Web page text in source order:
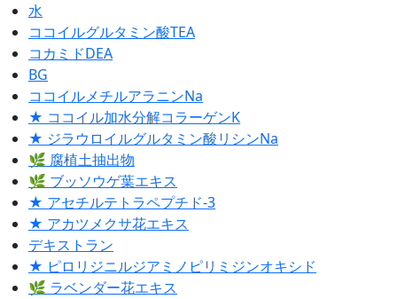
水
ココイルグルタミン酸TEA
コカミドDEA
BG
ココイルメチルアラニンNa
★ ココイル加水分解コラーゲンK
★ ジラウロイルグルタミン酸リシンNa
🌿 腐植土抽出物
🌿 ブッソウゲ葉エキス
★ アセチルテトラペプチド-3
★ アカツメクサ花エキス
デキストラン
★ ピロリジニルジアミノピリミジンオキシド
🌿 ラベンダー花エキス